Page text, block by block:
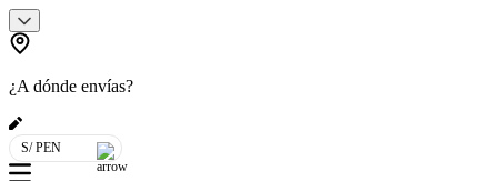
¿A dónde envías?
S/ PEN